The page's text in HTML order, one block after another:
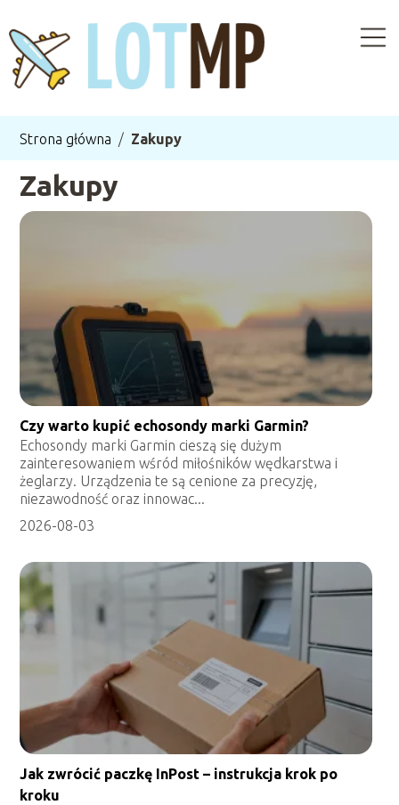
Strona główna / Zakupy
Zakupy
Czy warto kupić echosondy marki Garmin?
Echosondy marki Garmin cieszą się dużym
zainteresowaniem wśród miłośników wędkarstwa i
żeglarzy. Urządzenia te są cenione za precyzję,
niezawodność oraz innowac...
2026-08-03
Jak zwrócić paczkę InPost – instrukcja krok po
kroku